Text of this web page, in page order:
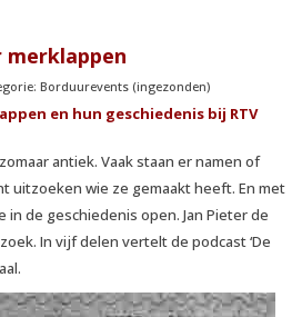
merklappen
Borduurevents (ingezonden)
en hun geschiedenis bij RTV
antiek. Vaak staan er namen of
uitzoeken wie ze gemaakt heeft. En met
de geschiedenis open. Jan Pieter de
In vijf delen vertelt de podcast ‘De